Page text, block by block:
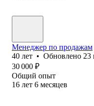
Менеджер по продажам
40 лет • Обновлено 23
30 000 ₽
Общий опыт
16 лет 6 месяцев